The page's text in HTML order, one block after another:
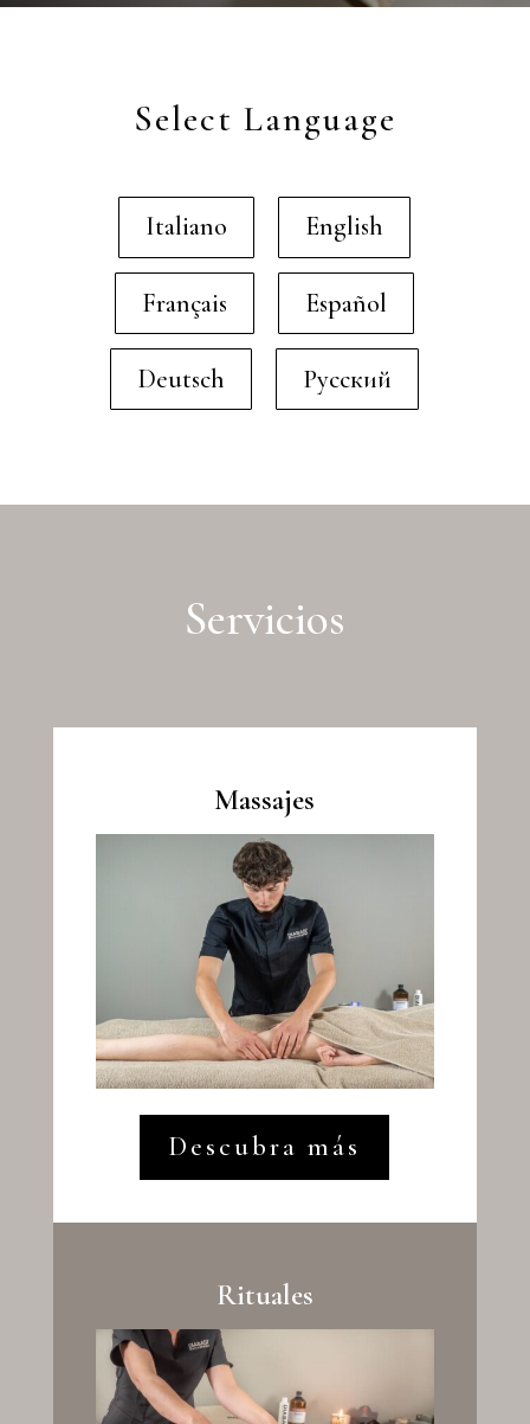
Select Language
Italiano English
Français Español
Deutsch Русский
Servicios
Massajes
Descubra más
Rituales